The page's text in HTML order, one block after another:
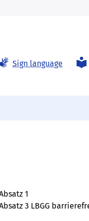
Sign language
1
3 LBGG